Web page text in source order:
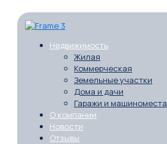
Недвижимость
Жилая
Коммерческая
Земельные участки
Дома и дачи
Гаражи и машиноместа
О компании
Новости
Отзывы